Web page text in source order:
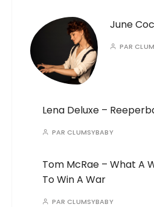
June
PAR
Lena Deluxe –
PAR CLUMSYBABY
Tom McRae – What A
To Win A War
PAR CLUMSYBABY